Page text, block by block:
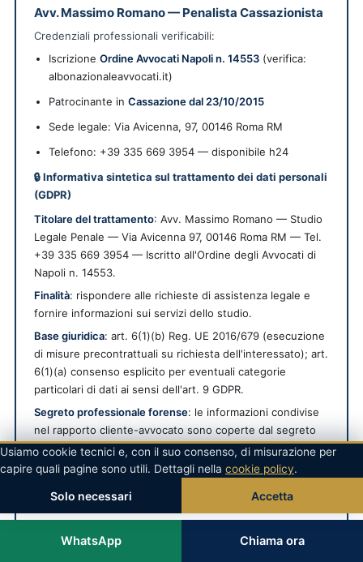
Avv. Massimo Romano— Penalista Cassazionista
Credenziali professionali verificabili:
Iscrizione Ordine Avvocati Napoli n. 14553 (verifica:
albonazionaleavvocati.it)
Patrocinante in Cassazione dal 23/10/2015
Sede legale: Via Avicenna, 97, 00146 Roma RM
Telefono: +39 335 669 3954 — disponibile h24
🔒 Informativa sintetica sul trattamento dei dati personali
(GDPR)
Titolare del trattamento: Avv. Massimo Romano — Studio
Legale Penale — Via Avicenna 97, 00146 Roma RM — Tel.
+39 335 669 3954 — Iscritto all'Ordine degli Avvocati di
Napoli n. 14553.
Finalità: rispondere alle richieste di assistenza legale e
fornire informazioni sui servizi dello studio.
Base giuridica: art. 6(1)(b) Reg. UE 2016/679 (esecuzione
di misure precontrattuali su richiesta dell'interessato); art.
6(1)(a) consenso esplicito per eventuali categorie
particolari di dati ai sensi dell'art. 9 GDPR.
Segreto professionale forense: le informazioni condivise
nel rapporto cliente-avvocato sono coperte dal segreto
professionale (L. 247/2012 art. 28; Codice Deontologico
Forense art. 13; art. 622 c.p.; art. 200 c.p.p.), protezione
della richiesta. In caso di conferimento incarico, fino a 10
anni dalla conclusione del mandato ai fini fiscali e di
WhatsApp Chiama ora
Usiamo cookie tecnici e, con il suo consenso, di misurazione per
capire quali pagine sono utili. Dettagli nella cookie policy.
Solo necessari Accetta